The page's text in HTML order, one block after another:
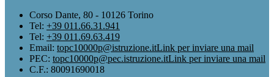
Corso Dante, 80 - 10126 Torino
Tel: +39 011.66.31.941
Tel: +39 011.69.63.419
Email: topc10000p@istruzione.itLink per inviare una mail
PEC: topc10000p@pec.istruzione.itLink per inviare una mail
C.F.: 80091690018